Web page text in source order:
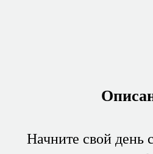
Начните свой день